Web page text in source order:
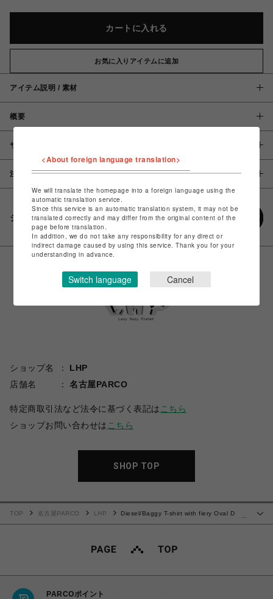
カートに入れる
お気に入りアイテムに追加
アイテム説明 / 素材
概要
サイズ
注意事項
シェアする
ショップ名
LHP
店舗名
名古屋PARCO
特定商取引法など法令に基づく表記は こちら
ショップお問い合わせは こちら
SHOP TOP
…
TOP 名古屋PARCO LHP
Diesel/Baggy T-shirt with fiery Oval D
PARCOポイント
<About foreign language translation>
We will translate the homepage into a foreign language using the
automatic translation service.
Since this service is an automatic translation system, it may not be
translated correctly and may differ from the original content of the
page before translation.
In addition, we do not take any responsibility for any direct or
indirect damage caused by using this service. Thank you for your
understanding in advance.
Switch language Cancel